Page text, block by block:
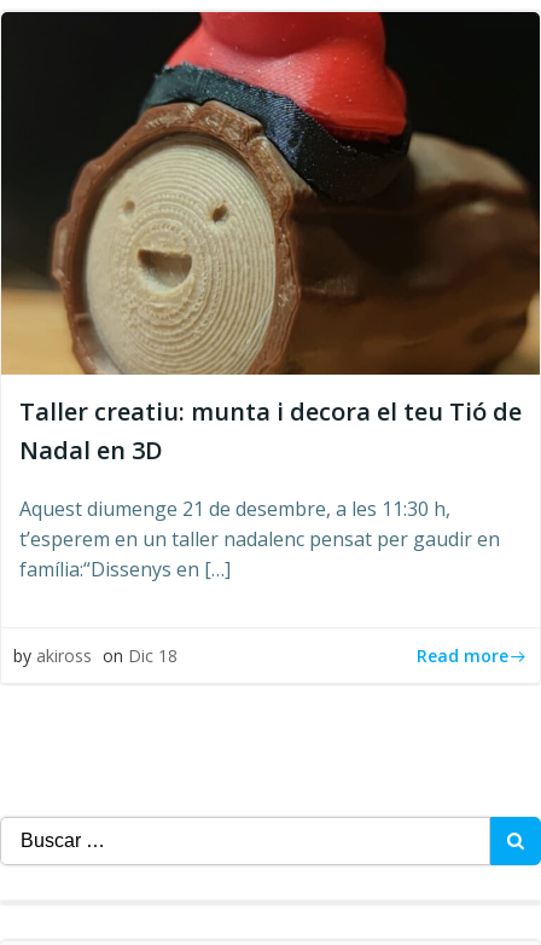
Taller creatiu: munta i decora el teu Tió de
Nadal en 3D
Aquest diumenge 21 de desembre, a les 11:30 h,
t’esperem en un taller nadalenc pensat per gaudir en
família:“Dissenys en […]
by akiross on Dic 18 Read more
Buscar: